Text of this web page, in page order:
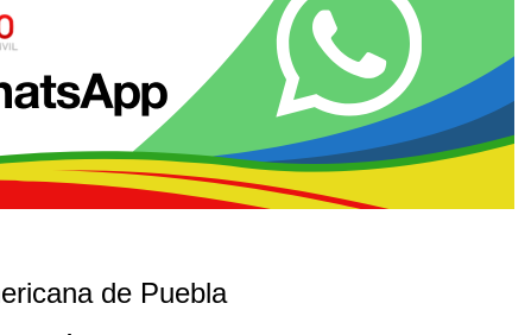
de Puebla